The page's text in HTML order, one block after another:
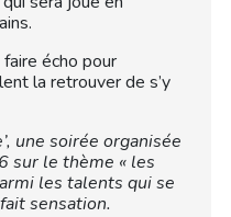
faire écho pour
la retrouver de s’y
une soirée organisée
sur le thème « les
les talents qui se
sensation.